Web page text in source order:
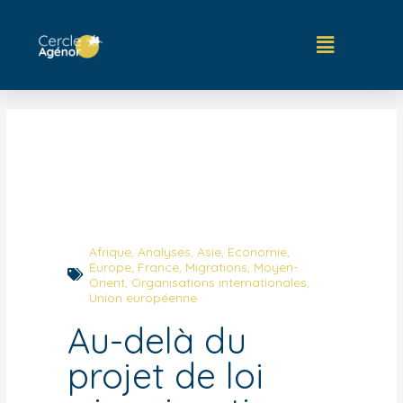
Afrique, Analyses Asie, Economie,
Europe, France, Migrations Moyen-
Orient Organisations internationales
Union européenne
Au-delà du
projet de loi